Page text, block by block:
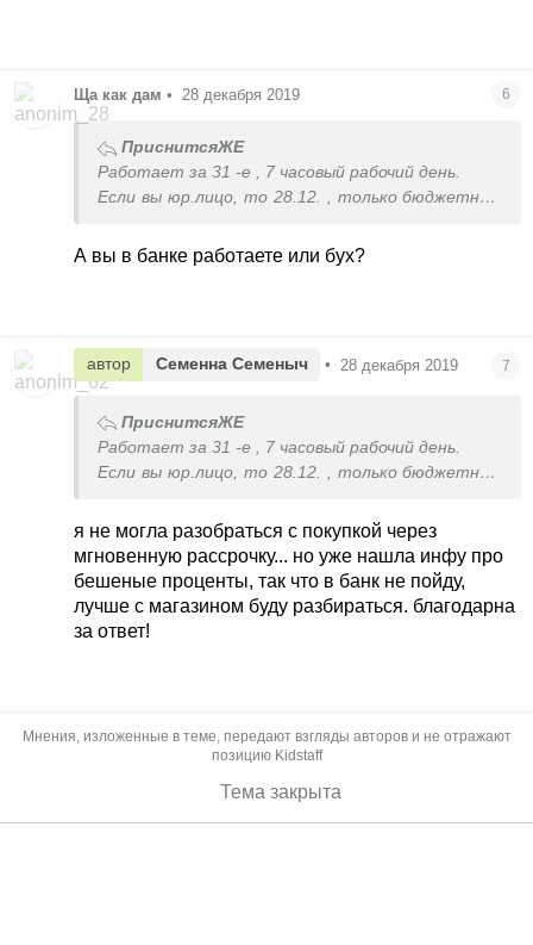
Ща как дам • 28 декабря 2019 6
ПриснитсяЖЕ
Работает за 31 -е , 7 часовый рабочий день.
Если вы юр.лицо, то 28.12. , только бюджетные
до 9 вечера 27.12.
А вы в банке работаете или бух?
автор Семенна Семеныч • 28 декабря 2019 7
ПриснитсяЖЕ
Работает за 31 -е , 7 часовый рабочий день.
Если вы юр.лицо, то 28.12. , только бюджетные
до 9 вечера 27.12.
я не могла разобраться с покупкой через
мгновенную рассрочку... но уже нашла инфу про
бешеные проценты, так что в банк не пойду,
лучше с магазином буду разбираться. благодарна
за ответ!
Мнения, изложенные в теме, передают взгляды авторов и не отражают
позицию Kidstaff
Тема закрыта